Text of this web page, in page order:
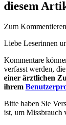
diesem
Zum
Liebe Leserinnen
Kommentare
verfasst werden,
einer ärztlichen
ihrem
Bitte haben Sie
ist, um Missbrauch